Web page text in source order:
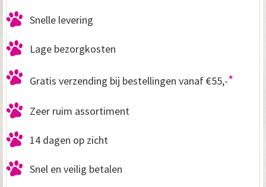
Snelle levering
Lage bezorgkosten
Gratis verzending bij bestellingen vanaf €55,-*
Zeer ruim assortiment
14 dagen op zicht
Snel en veilig betalen